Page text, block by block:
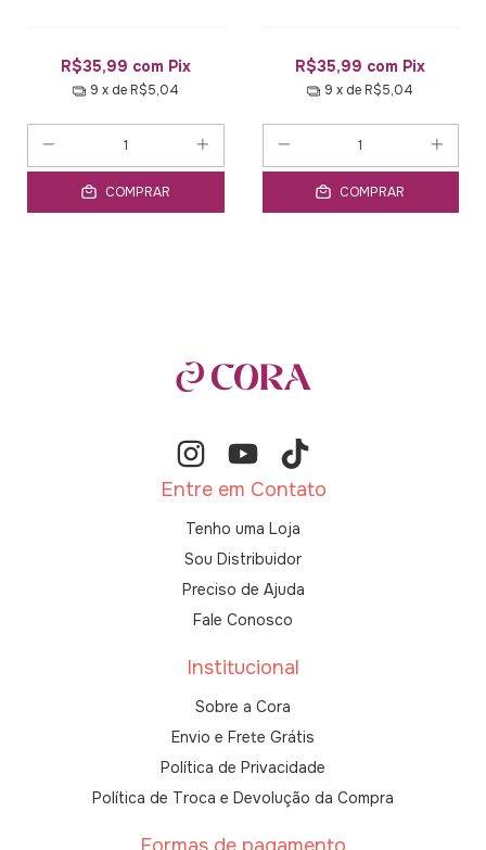
R$35,99 com Pix
9 x de R$5,04
COMPRAR
R$35,99 com Pix
9 x de R$5,04
COMPRAR
Entre em Contato
Tenho uma Loja
Sou Distribuidor
Preciso de Ajuda
Fale Conosco
Institucional
Sobre a Cora
Envio e Frete Grátis
Política de Privacidade
Política de Troca e Devolução da Compra